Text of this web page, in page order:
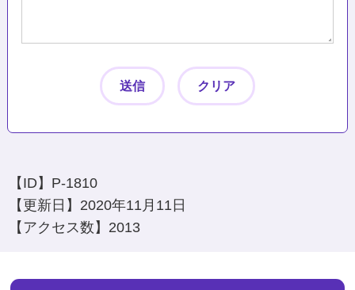
【ID】 P-1810
【更新日】 2020年11月11日
【アクセス数】 2013